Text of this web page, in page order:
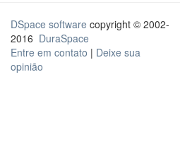
DSpace software copyright © 2002-
2016 DuraSpace
Entre em contato | Deixe sua
opinião